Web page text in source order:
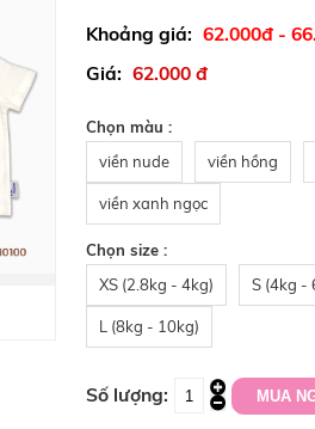
62.000đ -
62.000 đ
Chọn màu :
viền nude
viền hồng
viền xanh ngọc
Chọn size :
XS (2.8kg - 4kg)
S (4kg -
L (8kg - 10kg)